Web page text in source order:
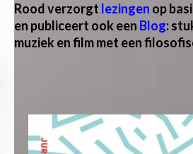
Rood verzorgt lezingen op
en publiceert ook een Blog:
muziek en film met een